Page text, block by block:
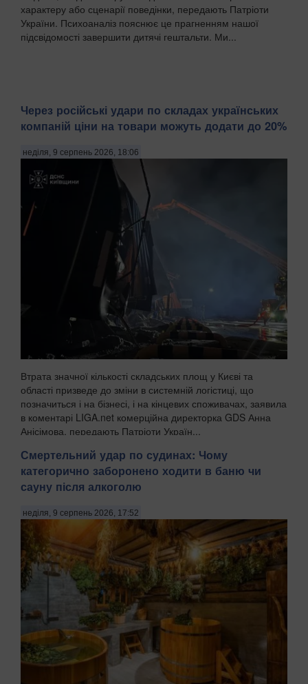
характеру або сценарії поведінки, передають Патріоти
України. Психоаналіз пояснює це прагненням нашої
підсвідомості завершити дитячі гештальти. Ми...
Через російські удари по складах українських
компаній ціни на товари можуть додати до 20%
неділя, 9 серпень 2026, 18:06
Втрата значної кількості складських площ у Києві та
області призведе до зміни в системній логістиці, що
позначиться і на бізнесі, і на кінцевих споживачах, заявила
в коментарі LIGA.net комерційна директорка GDS Анна
Анісімова, передають Патріоти Україн...
Смертельний удар по судинах: Чому
категорично заборонено ходити в баню чи
сауну після алкоголю
неділя, 9 серпень 2026, 17:52